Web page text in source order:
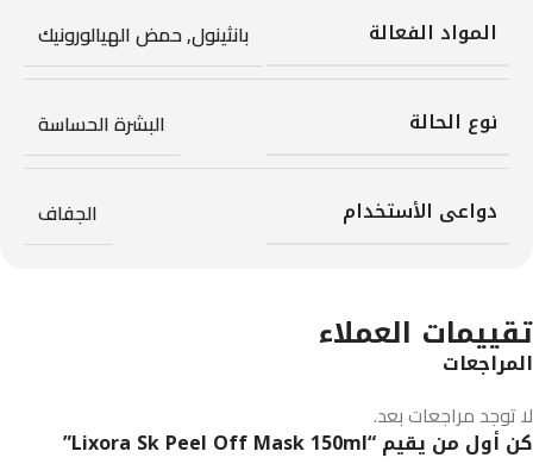
المواد الفعالة بانثينول,حمض الهيالورونيك
نوع الحالة البشرة الحساسة
دواعى الأستخدام الجفاف
تقييمات العملاء
المراجعات
لا توجد مراجعات بعد.
كن أول من يقيم “Lixora Sk Peel Off Mask 150ml”